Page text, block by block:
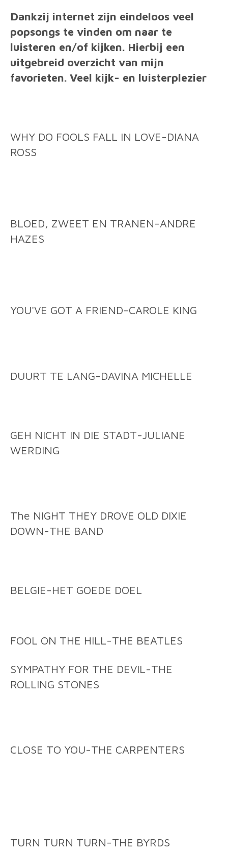
Dankzij internet zijn eindeloos veel
popsongs te vinden om naar te
luisteren en/of kijken. Hierbij een
uitgebreid overzicht van mijn
favorieten. Veel kijk- en luisterplezier
WHY DO FOOLS FALL IN LOVE-DIANA
ROSS
BLOED, ZWEET EN TRANEN-ANDRE
HAZES
YOU'VE GOT A FRIEND-CAROLE KING
DUURT TE LANG-DAVINA MICHELLE
GEH NICHT IN DIE STADT-JULIANE
WERDING
The NIGHT THEY DROVE OLD DIXIE
DOWN-THE BAND
BELGIE-HET GOEDE DOEL
FOOL ON THE HILL-THE BEATLES
SYMPATHY FOR THE DEVIL-THE
ROLLING STONES
CLOSE TO YOU-THE CARPENTERS
TURN TURN TURN-THE BYRDS